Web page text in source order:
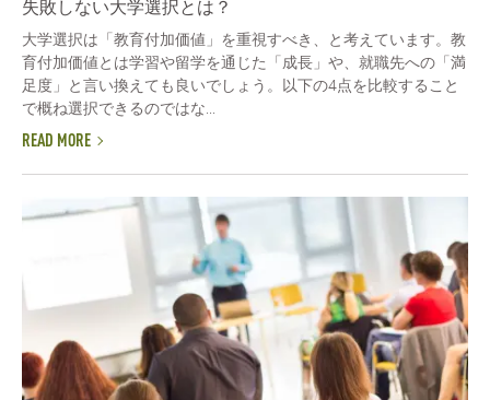
失敗しない大学選択とは？
大学選択は「教育付加価値」を重視すべき、と考えています。教
育付加価値とは学習や留学を通じた「成長」や、就職先への「満
足度」と言い換えても良いでしょう。以下の4点を比較すること
で概ね選択できるのではな...
READ MORE